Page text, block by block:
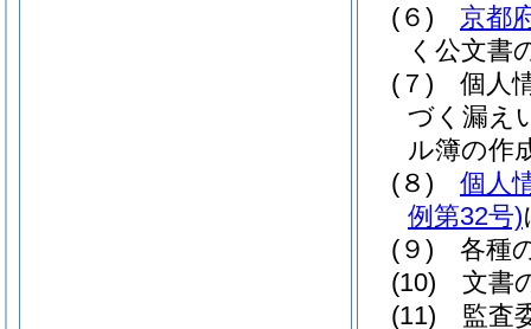
(６)
京都
く公文書
(７)
個人
づく漏え
ル簿の作
(８)
個人
例第32号)
(９)
各種
(10)
文書
(11)
監査